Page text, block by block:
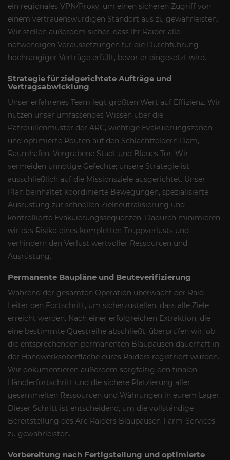
ein regionales VPN/Proxy, um einen sicheren Zugriff von
einem vertrauenswürdigen Standort aus zu gewährleisten.
Wir stellen außerdem sicher, dass Ihr Raider alle
notwendigen Voraussetzungen für die Durchführung
hochrangiger Verträge erfüllt, bevor er eingesetzt wird.
Strategie für zielgerichtete Aufträge und
Vertragsabwicklung
Unser erfahrenes Team legt größten Wert auf Effizienz. Wir
nutzen unser umfassendes Wissen über die
Patrouillenmuster der ARC, wichtige Evakuierungszonen
und optimierte Routen auf den Schlachtfeldern Dam,
Raumhafen, Vergrabene Stadt und Blaues Tor. Wir
vermeiden unnötige Gefechte; unsere Strategie ist
ausschließlich auf die Missionsziele ausgerichtet. Unser
Plan beinhaltet koordinierte Bewegungen, spezialisierte
Ausrüstung zur schnellen Zielneutralisierung und
kontrollierte Evakuierungssequenzen. Dadurch minimieren
wir das Risiko eines kompletten Truppverlusts und
verhindern den Verlust wertvoller Ressourcen und
Ausrüstung.
Permanente Baupläne und Beuteverifizierung
Während der gesamten Operation überwacht der Raid-
Leiter den Fortschritt, um sicherzustellen, dass alle Ziele
erreicht werden. Nach einer erfolgreichen Extraktion, die
eine bestimmte Questreihe abschließt, überprüfen wir, ob
die entsprechenden permanenten Blaupausen dauerhaft in
der Handwerksoberfläche eures Raiders registriert wurden.
Wir dokumentieren außerdem sorgfältig den finalen
Händlerfortschritt und die sichere Platzierung aller
gesammelten Ressourcen und Währungen in eurem Lager.
Dieser Schritt ist entscheidend, um die vollständige
Bereitstellung des Arc Raiders Blaupausen-Farm-Services
zu gewährleisten.
Vorbereitung nach Fertigstellung und optimierte